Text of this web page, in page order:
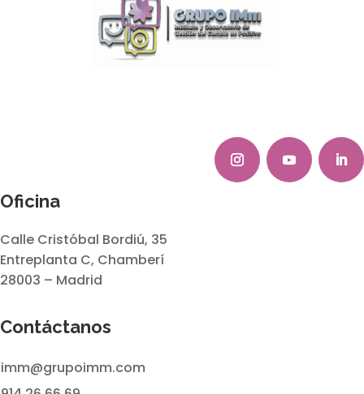
Oficina
Calle Cristóbal Bordiú, 35
Entreplanta C, Chamberí
28003 – Madrid
Contáctanos
imm@grupoimm.com